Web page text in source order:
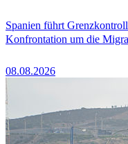
Spanien führt
Konfrontation um die
08.08.2026